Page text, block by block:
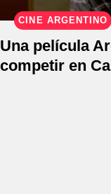
CINE ARGENTINO
Una película
competir en